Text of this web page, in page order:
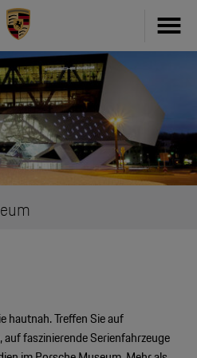
hautnah. Treffen Sie auf
faszinierende Serienfahrzeuge